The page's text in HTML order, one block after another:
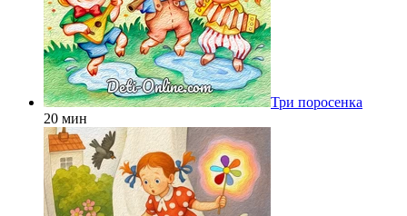
Три поросенка
20 мин